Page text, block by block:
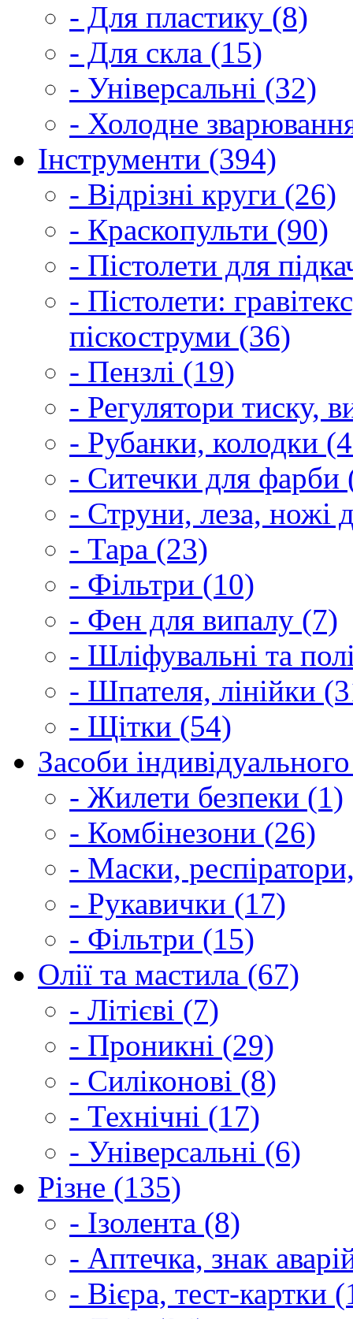
- Для пластику (8)
- Для скла (15)
- Універсальні (32)
- Холодне
Інструменти (394)
- Відрізні круги (26)
- Краскопульти (90)
- Пістолети для
- Пістолети:
піскоструми (36)
- Пензлі (19)
- Регулятори тиску,
- Рубанки, колодки
- Ситечки для фарби
- Струни, леза, ножі
- Тара (23)
- Фільтри (10)
- Фен для випалу (7)
- Шліфувальні та
- Шпателя, лінійки
- Щітки (54)
Засоби
- Жилети безпеки (1)
- Комбінезони (26)
- Маски,
- Рукавички (17)
- Фільтри (15)
Олії та мастила (67)
- Літієві (7)
- Проникні (29)
- Силіконові (8)
- Технічні (17)
- Універсальні (6)
Різне (135)
- Ізолента (8)
- Аптечка, знак
- Вієра, тест-картки